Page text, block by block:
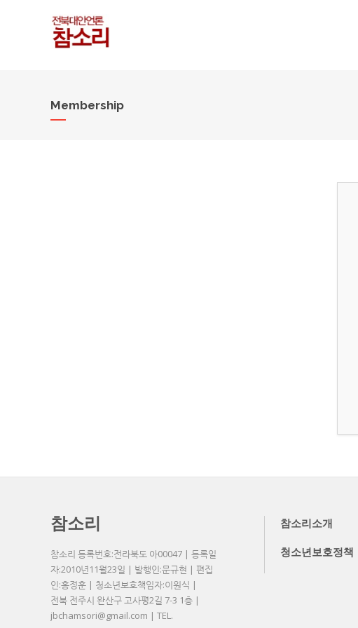
Membership
참소리
참소리 등록번호:전라북도 아00047 | 등록일
자:2010년11월23일 | 발행인:문규현 | 편집
인:홍정훈 | 청소년보호책임자:이원식 |
전북 전주시 완산구 고사평2길 7-3 1층 |
jbchamsori@gmail.com | TEL.
참소리소개
청소년보호정책